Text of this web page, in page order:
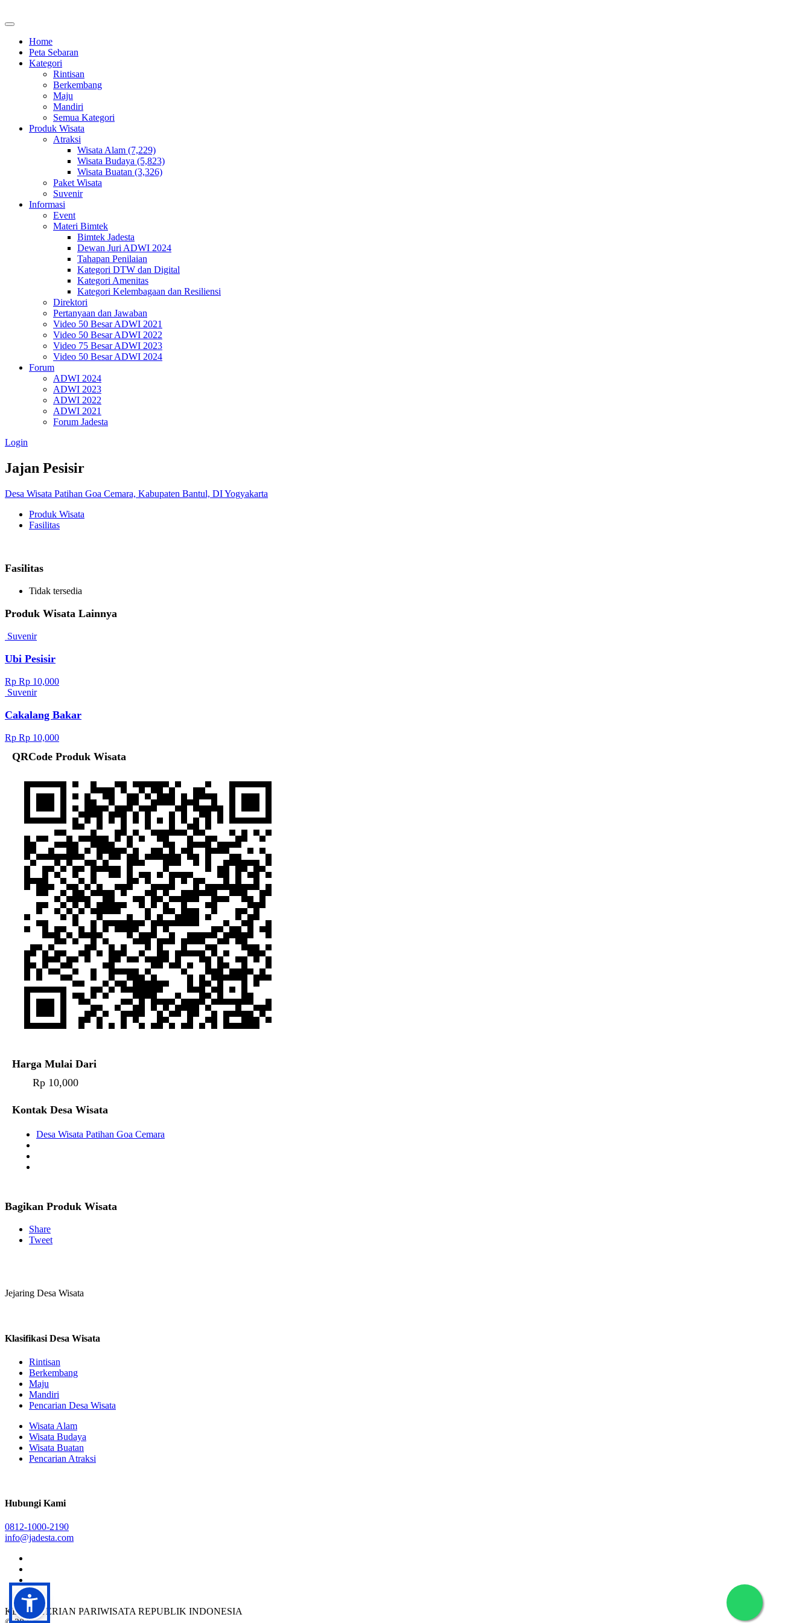
Home
Peta Sebaran
Kategori
Rintisan
Berkembang
Maju
Mandiri
Semua Kategori
Produk Wisata
Atraksi
Wisata Alam (7,229)
Wisata Budaya (5,823)
Wisata Buatan (3,326)
Paket Wisata
Suvenir
Informasi
Event
Materi Bimtek
Bimtek Jadesta
Dewan Juri ADWI 2024
Tahapan Penilaian
Kategori DTW dan Digital
Kategori Amenitas
Kategori Kelembagaan dan Resiliensi
Direktori
Pertanyaan dan Jawaban
Video 50 Besar ADWI 2021
Video 50 Besar ADWI 2022
Video 75 Besar ADWI 2023
Video 50 Besar ADWI 2024
Forum
ADWI 2024
ADWI 2023
ADWI 2022
ADWI 2021
Forum Jadesta
Login
Jajan Pesisir
Desa Wisata Patihan Goa Cemara, Kabupaten Bantul, DI Yogyakarta
Produk Wisata
Fasilitas
Fasilitas
Tidak tersedia
Produk Wisata Lainnya
Suvenir
Ubi Pesisir
Rp Rp 10,000
Suvenir
Cakalang Bakar
Rp Rp 10,000
QRCode Produk Wisata
Harga Mulai Dari
Rp 10,000
Kontak Desa Wisata
Desa Wisata Patihan Goa Cemara
Bagikan Produk Wisata
Share
Tweet
Jejaring Desa Wisata
Klasifikasi Desa Wisata
Rintisan
Berkembang
Maju
Mandiri
Pencarian Desa Wisata
Wisata Alam
Wisata Budaya
Wisata Buatan
Pencarian Atraksi
Hubungi Kami
0812-1000-2190
info@jadesta.com
KEMENTERIAN PARIWISATA REPUBLIK INDONESIA